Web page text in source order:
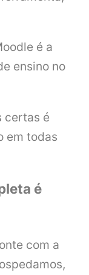
é a
ensino no
certas é
em todas
é
com a